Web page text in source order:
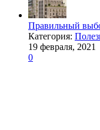
Правильный
Категория:
19 февраля, 2021
0